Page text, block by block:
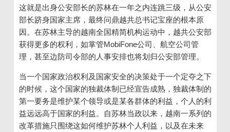
这就是出身公安部长的苏林在一年之内连跳三级，从公安
部长跻身国家主席，最终问鼎越共总书记宝座的根本原
因。在苏林主导的越南全国精简机构运动中，越共公安部
获得更多的权利，如掌管MobiFone公司、航空公司管
理，甚至边防司令部的人事安排也将划归公安部管理。
当一个国家政治权利及国家安全的决策处于一个定夺之下
的时候，这个国家的独裁体制已经宣告成熟，独裁体制的
第一要务是维护某个领导或是某各群体的利益，个人的利
益远远高于国家的利益。自苏林当政以来，越南一系列的
改革措施只围绕这如何维护苏林个人利益，以及在未来